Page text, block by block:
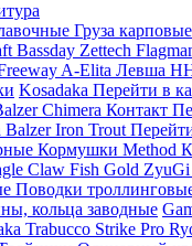
Груза карповые
Bassday Zettech
A-Elita Левша
Kosadaka Перейти в
Chimera Контакт
BalzerIron Trout
Кормушки Method
Claw Fish Gold ZyuGi
Поводки
кольца заводные
Trabucco Strike Pro